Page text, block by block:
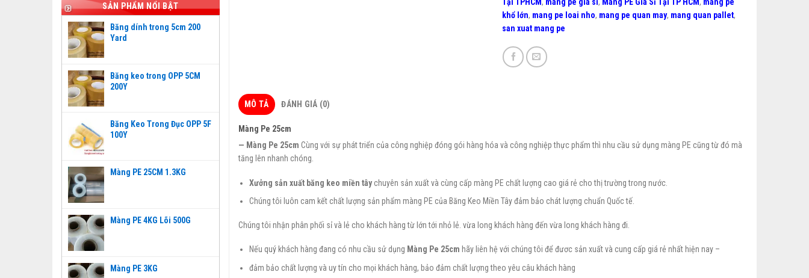
SẢN PHẨM NỔI BẬT
Băng dính trong 5cm 200
Yard
Băng keo trong OPP 5CM
200Y
Băng Keo Trong Đục OPP 5F
100Y
Màng PE 25CM 1.3KG
Màng PE 4KG Lõi 500G
Màng PE 3KG
Tại TPHCM, mang pe gia si, Màng PE Giá Sỉ Tại TP HCM, màng pe
khổ lớn, mang pe loai nho, mang pe quan may, mang quan pallet,
san xuat mang pe
MÔ TẢ ĐÁNH GIÁ (0)
Màng Pe 25cm
— Màng Pe 25cm Cùng với sự phát triển của công nghiệp đóng gói hàng hóa và công nghiệp thực phẩm thì nhu cầu sử dụng màng PE cũng từ đó mà
tăng lên nhanh chóng.
Xưởng sản xuất băng keo miền tâychuyên sản xuất và cùng cấp màng PE chất lượng cao giá rẻ cho thị trường trong nước.
Chúng tôi luôn cam kết chất lượng sản phẩm màng PE của Băng Keo Miền Tây đảm bảo chát lượng chuẩn Quốc tế.
Chúng tôi nhận phân phối sỉ và lẻ cho khách hàng từ lớn tới nhỏ lẻ. vừa long khách hàng đến vừa long khách hàng đi.
Nếu quý khách hàng đang có nhu cầu sử dụng Màng Pe 25cm hãy liên hệ với chúng tôi để đươc sản xuất và cung cấp giá rẻ nhất hiện nay –
đảm bảo chất lượng và uy tín cho mọi khách hàng, bảo đảm chất lượng theo yêu câu khách hàng